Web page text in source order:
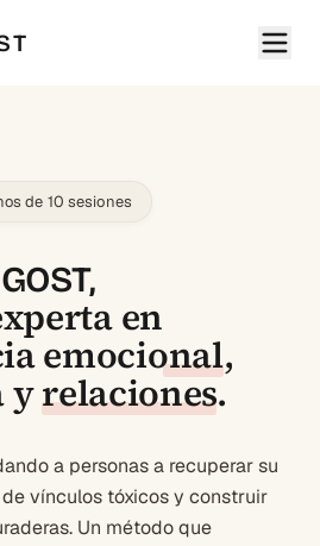
de 10 sesiones
en
emocional,
yrelaciones.
a personas a recuperar su
vínculos tóxicos y construir
Un método que